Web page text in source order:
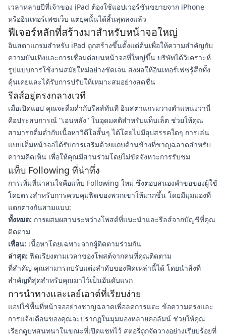
เวลาหลายปีที่เจ้าของ iPad ต้องใช้แอปเวอร์ชันขยายจาก iPhone
หรืออินเทอร์เฟซเว็บ แต่ยุคนั้นได้สิ้นสุดลงแล้ว
ฟีเจอร์หลักที่สร้างมาสำหรับหน้าจอใหญ่
อินสตาแกรมสำหรับ iPad ถูกสร้างขึ้นตั้งแต่ต้นเพื่อให้ความสำคัญกับ
ความบันเทิงและการเชื่อมต่อบนหน้าจอที่ใหญ่ขึ้น บริษัทได้วิเคราะห์
รูปแบบการใช้งานสมัยใหม่อย่างชัดเจน ส่งผลให้อินเทอร์เฟซรู้สึกทั้ง
คุ้นเคยและได้รับการปรับให้เหมาะสมอย่างสดชื่น
รีลส์อยู่ตรงกลางเวที
เมื่อเปิดแอป คุณจะดื่มด่ำกับรีลส์ทันที อินสตาแกรมวางตำแหน่งว่านี่
คือประสบการณ์ "เอนหลัง" ในอุดมคติสำหรับแท็บเล็ต ช่วยให้คุณ
สามารถดื่มด่ำกับเนื้อหาวิดีโอสั้นๆ ได้โดยไม่มีอุปสรรคใดๆ การเล่น
แบบเต็มหน้าจอได้รับการเสริมด้วยแถบด้านข้างที่ชาญฉลาดสำหรับ
ความคิดเห็น เพื่อให้คุณมีส่วนร่วมโดยไม่ขัดจังหวะการรับชม
แท็บ Following ที่น่าทึ่ง
การเพิ่มที่น่าสนใจคือแท็บ Following ใหม่ ซึ่งตอบสนองคำขอของผู้ใช้
โดยตรงสำหรับการควบคุมฟีดของพวกเขาให้มากขึ้น โดยมีมุมมองที่
แตกต่างกันสามแบบ:
ทั้งหมด: การผสมผสานระหว่างโพสต์ที่แนะนำและรีลส์จากบัญชีที่คุณ
ติดตาม
เพื่อน: เนื้อหาโดยเฉพาะจากผู้ติดตามร่วมกัน
ล่าสุด: ฟีดเรียงตามเวลาของโพสต์จากคนที่คุณติดตาม
ที่สำคัญ คุณสามารถปรับแต่งลำดับของฟีดเหล่านี้ได้ โดยนำสิ่งที่
สำคัญที่สุดสำหรับคุณมาไว้เป็นอันดับแรก
การนำทางและเลย์เอาต์ที่เรียบง่าย
แอปใช้พื้นที่หน้าจออย่างชาญฉลาดเพื่อลดการแตะ ข้อความตรงและ
การแจ้งเตือนของคุณจะปรากฏในมุมมองหลายคอลัมน์ ช่วยให้คุณ
เรียกดูบทสนทนาในขณะที่เปิดแชทไว้ สตอรี่ถูกจัดวางอย่างเรียบร้อยที่